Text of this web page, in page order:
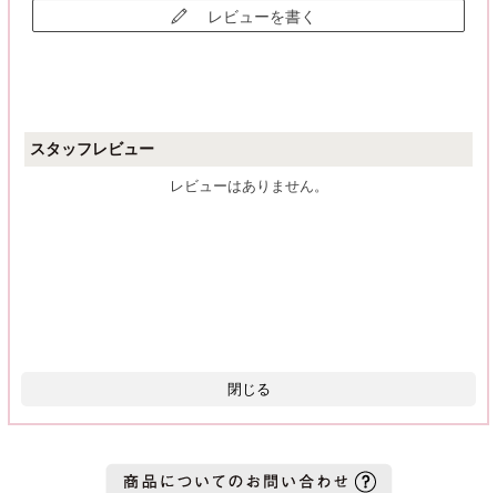
レビューを書く
スタッフレビュー
レビューはありません。
閉じる